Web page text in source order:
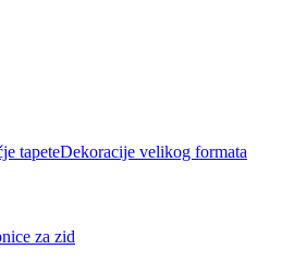
tapeteDekoracije velikog formata
za zid